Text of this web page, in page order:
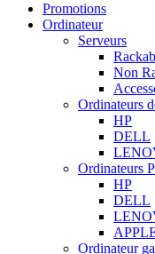
Promotions
Ordinateur
Serveurs
Non
Ordinateurs
HP
DELL
Ordinateurs
HP
DELL
Ordinateur